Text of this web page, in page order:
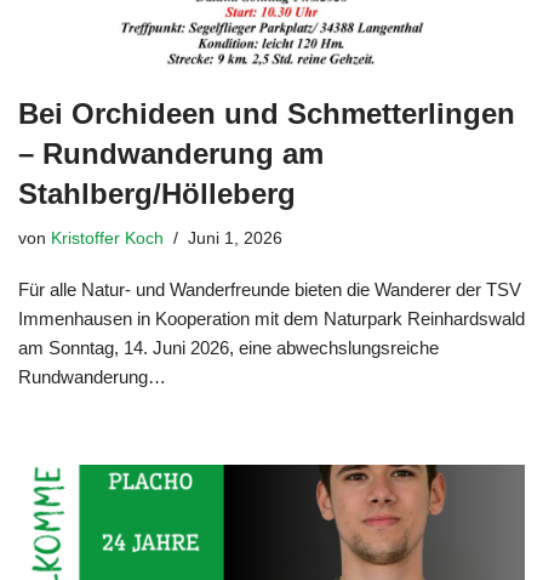
Bei Orchideen und Schmetterlingen
– Rundwanderung am
Stahlberg/Hölleberg
von Kristoffer Koch Juni 1, 2026
Für alle Natur- und Wanderfreunde bieten die Wanderer der TSV
Immenhausen in Kooperation mit dem Naturpark Reinhardswald
am Sonntag, 14. Juni 2026, eine abwechslungsreiche
Rundwanderung…